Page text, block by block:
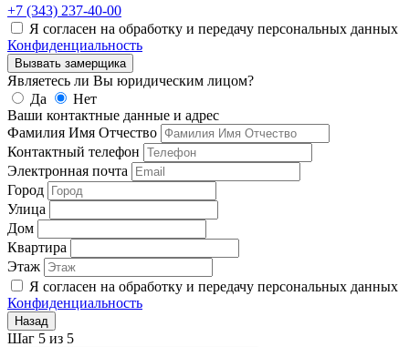
Я согласен на обработку и передачу персональных данных
Конфиденциальность
Вызвать замерщика
Являетесь ли Вы юридическим лицом?
Да
Нет
Ваши контактные данные и адрес
Фамилия Имя Отчество
Контактный телефон
Электронная почта
Город
Улица
Дом
Квартира
Этаж
Я согласен на обработку и передачу персональных данных
Конфиденциальность
Назад
Шаг5из
Далее Записаться на замер